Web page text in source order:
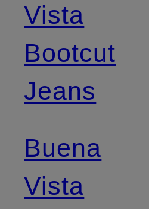
Vista
Bootcut
Jeans
Buena
Vista